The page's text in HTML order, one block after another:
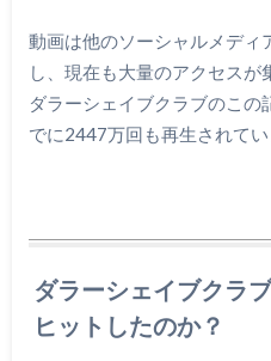
動画は他のソーシャルメディ
し、現在も大量のアクセスが
ダラーシェイブクラブのこの
でに2447万回も再生されてい
ダラーシェイブクラ
ヒットしたのか？